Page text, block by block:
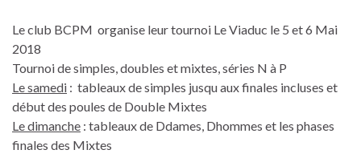
Le club BCPM organise leur tournoi Le Viaduc le 5 et 6 Mai
2018
Tournoi de simples, doubles et mixtes, séries N à P
Le samedi : tableaux de simples jusqu aux finales incluses et
début des poules de Double Mixtes
Le dimanche : tableaux de Ddames, Dhommes et les phases
finales des Mixtes